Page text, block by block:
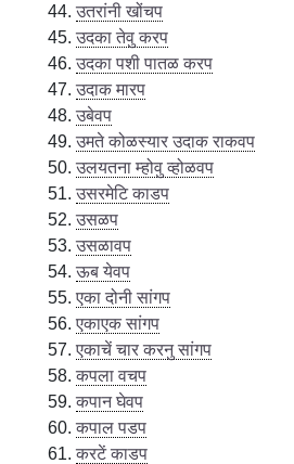
उतरांनी खोंचप
उदका तेवु करप
उदका पशी पातळ करप
उदाक मारप
उबेवप
उमते कोळस्यार उदाक राकवप
उलयतना म्होवु व्होळवप
उसरमेटि काडप
उसळप
उसळावप
ऊब येवप
एका दोनी सांगप
एकाएक सांगप
एकाचें चार करनु सांगप
कपला वचप
कपान घेवप
कपाल पडप
करटें काडप